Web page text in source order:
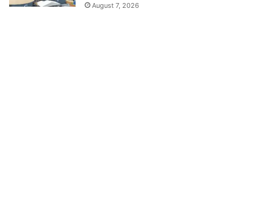
August 7, 2026